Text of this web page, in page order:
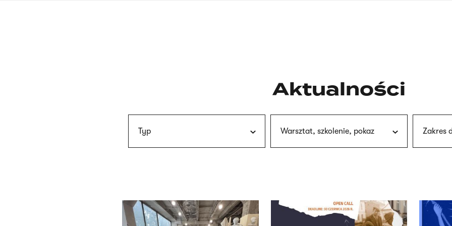
Aktualności
Typ Warsztat, szkolenie, pokaz Zakres
Lista